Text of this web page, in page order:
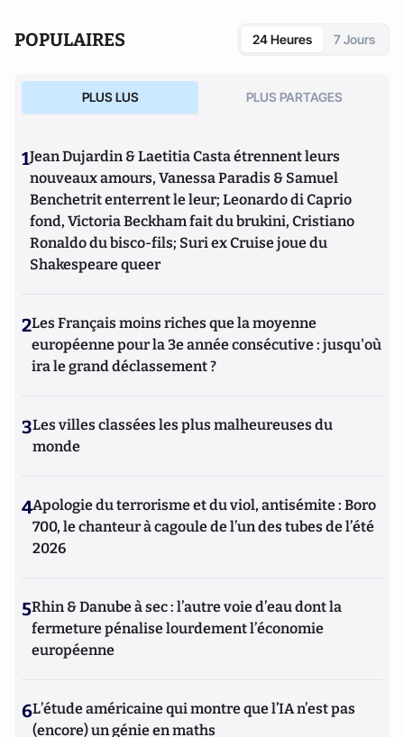
POPULAIRES 24 Heures 7 Jours
PLUS LUS PLUS PARTAGES
1Jean Dujardin & Laetitia Casta étrennent leurs
nouveaux amours, Vanessa Paradis & Samuel
Benchetrit enterrent le leur; Leonardo di Caprio
fond, Victoria Beckham fait du brukini, Cristiano
Ronaldo du bisco-fils; Suri ex Cruise joue du
Shakespeare queer
2Les Français moins riches que la moyenne
européenne pour la 3e année consécutive : jusqu'où
ira le grand déclassement ?
3Les villes classées les plus malheureuses du
monde
4Apologie du terrorisme et du viol, antisémite : Boro
700, le chanteur à cagoule de l’un des tubes de l’été
2026
5Rhin & Danube à sec : l’autre voie d’eau dont la
fermeture pénalise lourdement l’économie
européenne
6L’étude américaine qui montre que l’IA n’est pas
(encore) un génie en maths